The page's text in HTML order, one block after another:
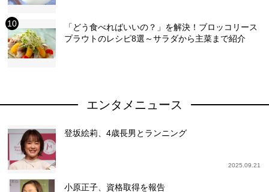
「どう食べればいいの？」を解決！ブロッコリース
プラウトのレシピ8選～サラダから主菜まで紹介
エンタメニュース
登坂絵莉、4歳長男とランニング
2025.09.21
小原正子、資格取得を報告